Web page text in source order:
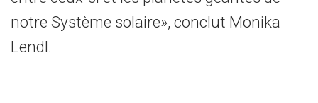
notre Système solaire», conclut Monika
Lendl.